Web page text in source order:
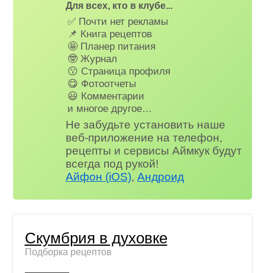
Для всех, кто в клубе...
✅ Почти нет рекламы
📌 Книга рецептов
🤩 Планер питания
🤓 Журнал
😗 Страница профиля
😋 Фотоотчеты
😃 Комментарии
и многое другое…
Не забудьте установить наше
веб-приложение на телефон,
рецепты и сервисы Аймкук будут
всегда под рукой!
Айфон (iOS),Андроид
Скумбрия в духовке
Подборка рецептов